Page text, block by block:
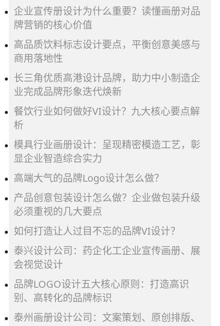
企业宣传册设计为什么重要？读懂画册对品
牌营销的核心价值
高品质饮料标志设计要点，平衡创意美感与
商用落地性
长三角优质高港设计品牌，助力中小制造企
业完成品牌形象迭代焕新
餐饮行业如何做好VI设计？九大核心要点解
析
模具行业画册设计：呈现精密模造工艺，彰
显企业智造综合实力
高端大气的品牌Logo设计怎么做？
产品创意包装设计怎么做？企业做包装升级
必须重视的几大要点
如何打造让人过目不忘的品牌VI设计？
泰兴设计公司：药企化工企业宣传画册、展
会视觉设计
品牌LOGO设计五大核心原则：打造高识
别、高转化的品牌标识
泰州画册设计公司：文案策划、原创排版、